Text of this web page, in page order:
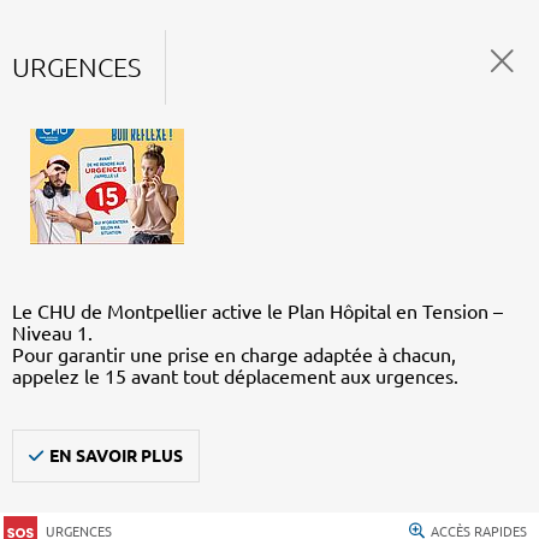
URGENCES
Le CHU de Montpellier active le Plan Hôpital en Tension –
Niveau 1.
Pour garantir une prise en charge adaptée à chacun,
appelez le 15 avant tout déplacement aux urgences.
EN SAVOIR PLUS
URGENCES ACCÈS RAPIDES